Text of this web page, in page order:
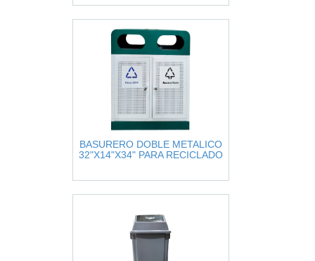
BASURERO DOBLE METALICO
32"X14"X34" PARA RECICLADO